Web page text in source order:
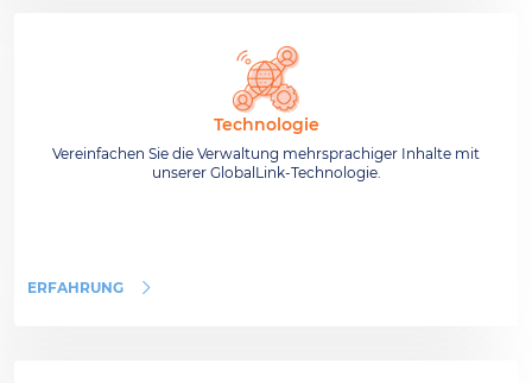
Technologie
Vereinfachen Sie die Verwaltung mehrsprachiger Inhalte mit
unserer GlobalLink-Technologie.
ERFAHRUNG